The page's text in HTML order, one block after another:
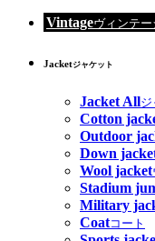
Vintageヴィンテー
Jacketジャケット
Jacket All
Cotton
Outdoor
Down
Wool jacket
Stadium
Military
Coatコート